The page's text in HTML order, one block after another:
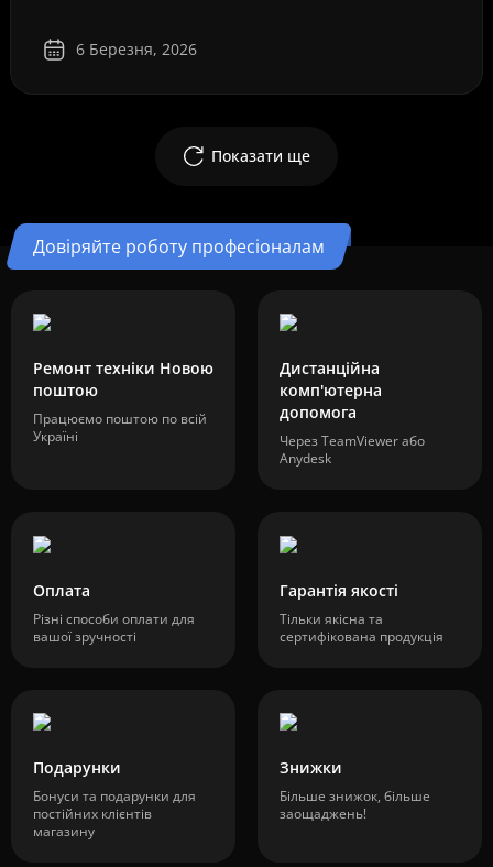
6 Березня, 2026
Показати ще
Довіряйте роботу професіоналам
Ремонт техніки Новою
поштою
Працюємо поштою по всій
Україні
Дистанційна
комп'ютерна
допомога
Через TeamViewer або
Anydesk
Оплата
Різні способи оплати для
вашої зручності
Гарантія якості
Тільки якісна та
сертифікована продукція
Подарунки
Бонуси та подарунки для
постійних клієнтів
магазину
Знижки
Більше знижок, більше
заощаджень!